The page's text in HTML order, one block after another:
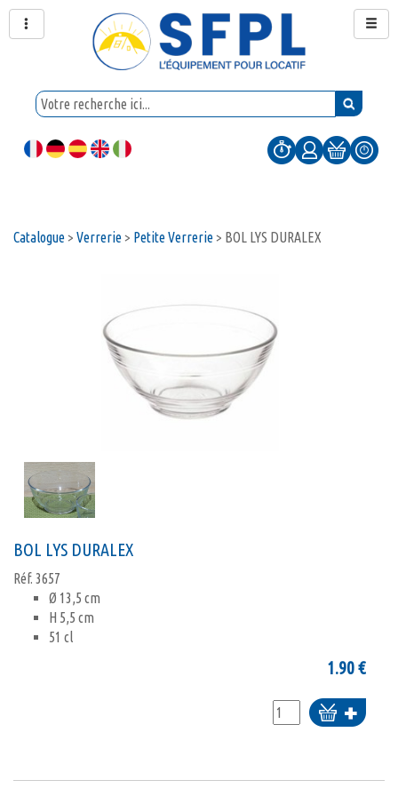
Catalogue> Verrerie> Petite Verrerie> BOL LYS DURALEX
BOL LYS DURALEX
Réf. 3657
Ø 13,5 cm
H 5,5 cm
51 cl
1.90€
Ajouter
au